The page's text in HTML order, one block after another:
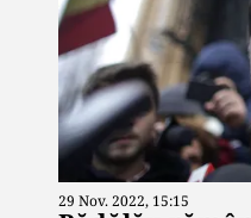
29 Nov. 2022, 15:15